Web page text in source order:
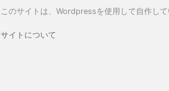
このサイトは、Wordpressを使用して自作して
サイトについて